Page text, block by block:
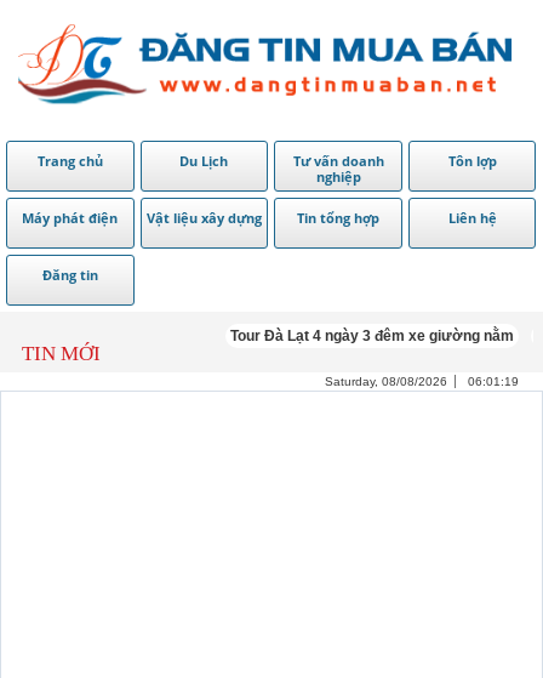
Trang chủ Du Lịch
Tư vấn doanh
nghiệp
Tôn lợp
Máy phát điện Vật liệu xây dựng Tin tổng hợp Liên hệ
Đăng tin
TIN MỚI
Tour Đà Lạt 4 ngày 3 đêm xe giường nằm Tôn
Saturday, 08/08/2026 06:01:20